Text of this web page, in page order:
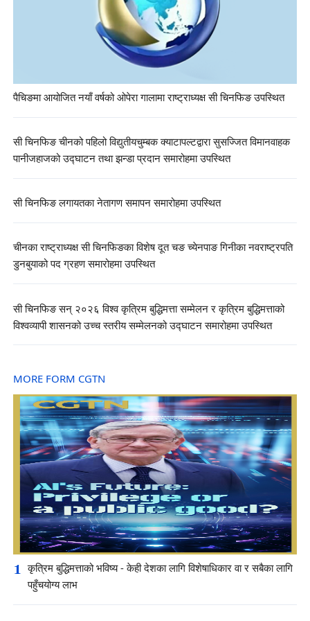
पैचिङमा आयोजित नयाँ वर्षको ओपेरा गालामा राष्ट्राध्यक्ष सी चिनफिङ उपस्थित
सी चिनफिङ चीनको पहिलो विद्युतीयचुम्बक क्याटापल्टद्वारा सुसज्जित विमानवाहक
पानीजहाजको उद्घाटन तथा झन्डा प्रदान समारोहमा उपस्थित
सी चिनफिङ लगायतका नेतागण समापन समारोहमा उपस्थित
चीनका राष्ट्राध्यक्ष सी चिनफिङका विशेष दूत चङ च्येनपाङ गिनीका नवराष्ट्रपति
डुनबुयाको पद ग्रहण समारोहमा उपस्थित
सी चिनफिङ सन् २०२६ विश्व कृत्रिम बुद्धिमत्ता सम्मेलन र कृत्रिम बुद्धिमत्ताको
विश्वव्यापी शासनको उच्च स्तरीय सम्मेलनको उद्घाटन समारोहमा उपस्थित
MORE FORM CGTN
1 कृत्रिम बुद्धिमत्ताको भविष्य - केही देशका लागि विशेषाधिकार वा र सबैका लागि
पहुँचयोग्य लाभ